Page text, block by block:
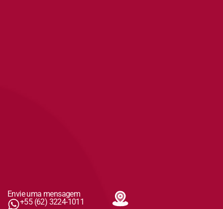
Envie uma mensagem
+55 (62) 3224-1011